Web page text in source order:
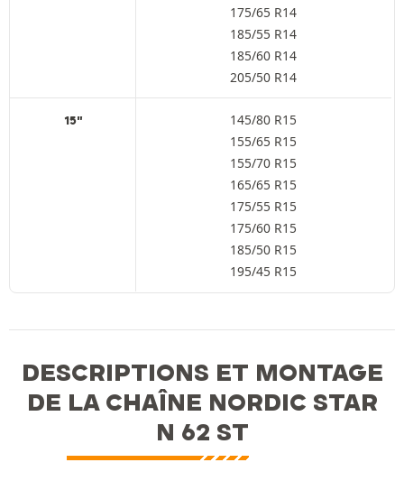
175/65 R14
185/55 R14
185/60 R14
205/50 R14
15"
145/80 R15
155/65 R15
155/70 R15
165/65 R15
175/55 R15
175/60 R15
185/50 R15
195/45 R15
DESCRIPTIONS ET MONTAGE
DE LA CHAÎNE NORDIC STAR
N 62 ST